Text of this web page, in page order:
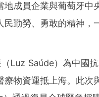
成員企業與葡萄牙中
勤勞、勇敢的精神，
Luz Saúde）為中國
物資運抵上海。此次